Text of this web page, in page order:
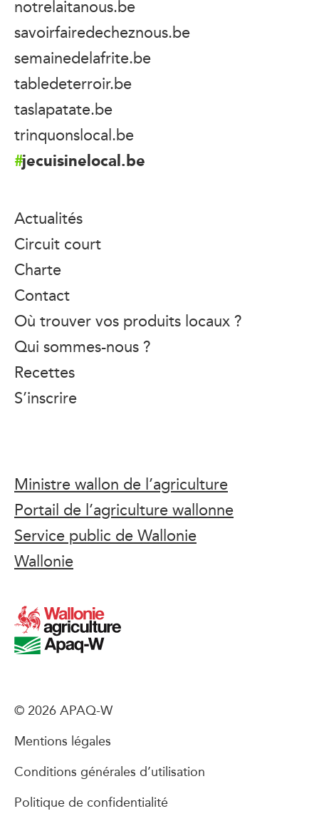
notrelaitanous.be
savoirfairedecheznous.be
semainedelafrite.be
tabledeterroir.be
taslapatate.be
trinquonslocal.be
jecuisinelocal.be
Actualités
Circuit court
Charte
Contact
Où trouver vos produits locaux ?
Qui sommes-nous ?
Recettes
S’inscrire
Ministre wallon de l’agriculture
Portail de l’agriculture wallonne
Service public de Wallonie
Wallonie
© 2026 APAQ-W
Mentions légales
Conditions générales d’utilisation
Politique de confidentialité